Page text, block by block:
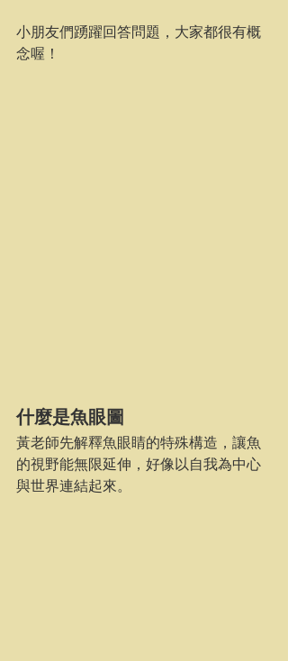
小朋友們踴躍回答問題，大家都很有概
念喔！
什麼是魚眼圖
黃老師先解釋魚眼睛的特殊構造，讓魚
的視野能無限延伸，好像以自我為中心
與世界連結起來。